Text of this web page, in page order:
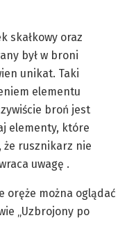
skałkowy oraz
był w broni
unikat. Taki
elementu
broń jest
elementy, które
że rusznikarz nie
uwagę .
oręże można oglądać
„Uzbrojony po